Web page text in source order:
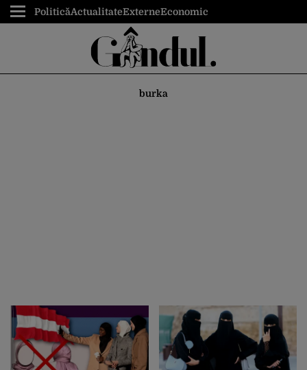
PoliticăActualitateExterneEconomic
burka